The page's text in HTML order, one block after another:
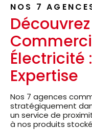
NOS 7
Électricité
Expertise
Nos 7 agences
stratégiquement
un service de
à nos produits